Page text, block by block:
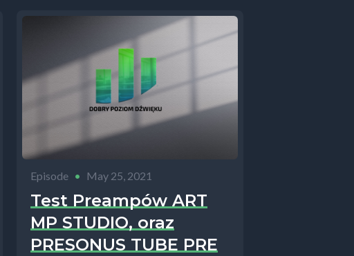
mity że z
dokładnie na
czy
studiaEpisode • May 25, 2021
Test Preampów ART
MP STUDIO, oraz
PRESONUS TUBE PRE